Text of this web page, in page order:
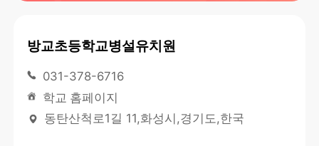
방교초등학교병설유치원
031-378-6716
학교 홈페이지
동탄산척로1길 11,화성시,경기도,한국